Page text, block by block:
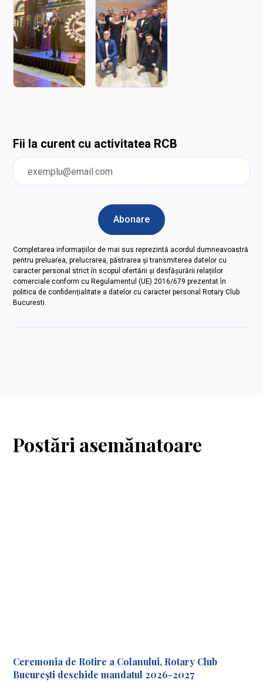
Fii la curent cu activitatea RCB
Completarea informațiilor de mai sus reprezintă acordul dumneavoastră
pentru preluarea, prelucrarea, păstrarea și transmiterea datelor cu
caracter personal strict în scopul ofertării și desfășurării relațiilor
comerciale conform cu Regulamentul (UE) 2016/679 prezentat în
politica de confidențialitate a datelor cu caracter personal Rotary Club
Bucuresti.
Postări asemănatoare
Ceremonia de Rotire a Colanului, Rotary Club
București deschide mandatul 2026-2027